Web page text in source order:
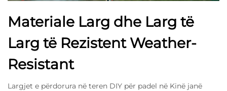
Materiale Larg dhe Larg të
Larg të Rezistent Weather-
Resistant
Largjet e përdorura në teren DIY për padel në Kinë janë